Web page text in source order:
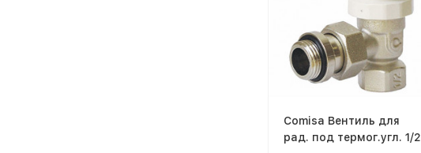
Comisa Вентиль для
рад. под термог.угл. 1/2